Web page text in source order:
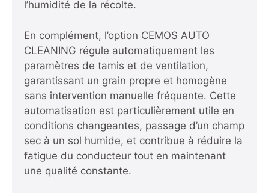
l’humidité de la récolte.
En complément, l’option CEMOS AUTO
CLEANING régule automatiquement les
paramètres de tamis et de ventilation,
garantissant un grain propre et homogène
sans intervention manuelle fréquente. Cette
automatisation est particulièrement utile en
conditions changeantes, passage d’un champ
sec à un sol humide, et contribue à réduire la
fatigue du conducteur tout en maintenant
une qualité constante.